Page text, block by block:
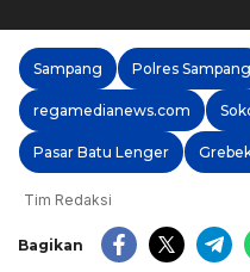
Sampang Polres Sampang
regamedianews.com
Pasar Batu Lenger
Tim Redaksi
Bagikan